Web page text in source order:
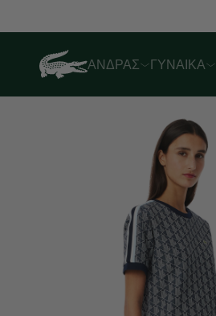
ΆΝΔΡΑΣ ΓΥΝΑΊΚΑ